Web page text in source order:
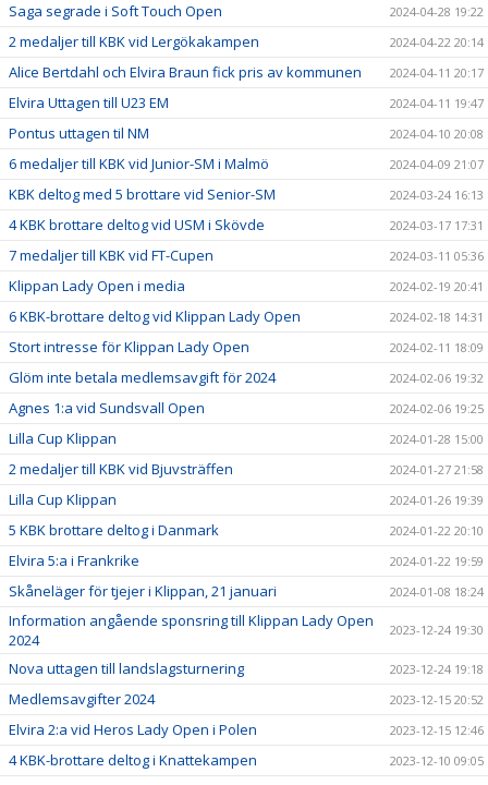
Saga segrade i Soft Touch Open 2024-04-28 19:22
2 medaljer till KBK vid Lergökakampen 2024-04-22 20:14
Alice Bertdahl och Elvira Braun fick pris av kommunen 2024-04-11 20:17
Elvira Uttagen till U23 EM 2024-04-11 19:47
Pontus uttagen til NM 2024-04-10 20:08
6 medaljer till KBK vid Junior-SM i Malmö 2024-04-09 21:07
KBK deltog med 5 brottare vid Senior-SM 2024-03-24 16:13
4 KBK brottare deltog vid USM i Skövde 2024-03-17 17:31
7 medaljer till KBK vid FT-Cupen 2024-03-11 05:36
Klippan Lady Open i media 2024-02-19 20:41
6 KBK-brottare deltog vid Klippan Lady Open 2024-02-18 14:31
Stort intresse för Klippan Lady Open 2024-02-11 18:09
Glöm inte betala medlemsavgift för 2024 2024-02-06 19:32
Agnes 1:a vid Sundsvall Open 2024-02-06 19:25
Lilla Cup Klippan 2024-01-28 15:00
2 medaljer till KBK vid Bjuvsträffen 2024-01-27 21:58
Lilla Cup Klippan 2024-01-26 19:39
5 KBK brottare deltog i Danmark 2024-01-22 20:10
Elvira 5:a i Frankrike 2024-01-22 19:59
Skåneläger för tjejer i Klippan, 21 januari 2024-01-08 18:24
Information angående sponsring till Klippan Lady Open
2024
2023-12-24 19:30
Nova uttagen till landslagsturnering 2023-12-24 19:18
Medlemsavgifter 2024 2023-12-15 20:52
Elvira 2:a vid Heros Lady Open i Polen 2023-12-15 12:46
4 KBK-brottare deltog i Knattekampen 2023-12-10 09:05